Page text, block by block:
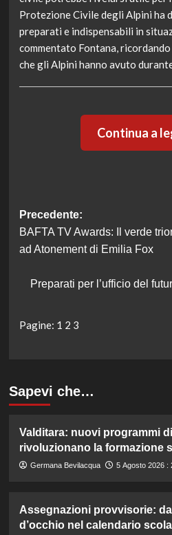
Protezione Civile degli Alpini ha
preparati e indispensabili in
commentato Fontana,
che gli Alpini hanno avuto
Continua a
Navigazione
articolo
Precedente:
BAFTA TV Awards: Il verde
ad Atonement di Emilia Fox
Preparati per l’ufficio del
Pagine: 1 2 3
Sapevi che…
Valditara: nuovi programmi
rivoluzionano la formazione
Germana Bevilacqua 5 Agosto 2026 :
Assegnazioni provvisorie:
d’occhio nel calendario